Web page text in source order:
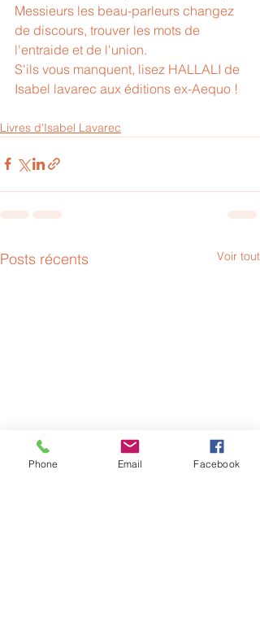
Messieurs les beau-parleurs changez
de discours, trouver les mots de
l'entraide et de l'union.
S'ils vous manquent, lisez HALLALI de
Isabel lavarec aux éditions ex-Aequo !
Livres d'Isabel Lavarec
Posts récents Voir tout
Phone Email Facebook